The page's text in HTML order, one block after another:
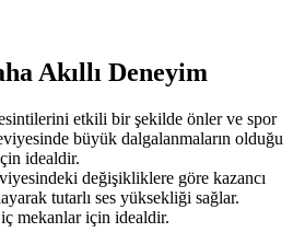
Akıllı Deneyim
etkili bir şekilde önler ve spor
büyük dalgalanmaların olduğu
idealdir.
değişikliklere göre kazancı
tutarlı ses yüksekliği sağlar.
mekanlar için idealdir.